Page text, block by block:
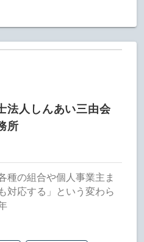
法人しんあい三由会
所
種の組合や個人事業主ま
対応する」という変わら